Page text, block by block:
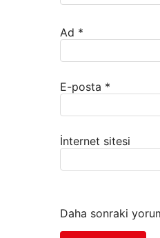
Ad *
E-posta *
İnternet sitesi
Daha sonraki